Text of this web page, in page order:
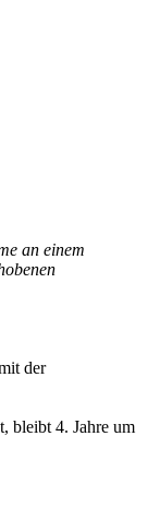
an einem
der
bleibt 4. Jahre um